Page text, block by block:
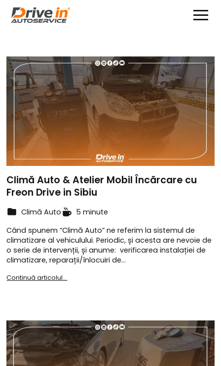
Climă Auto & Atelier Mobil Încărcare cu
Freon Drive in Sibiu
Climă Auto
5 minute
Când spunem “Climă Auto” ne referim la sistemul de
climatizare al vehiculului. Periodic, și acesta are nevoie de
o serie de intervenții, și anume: verificarea instalației de
climatizare, reparații/înlocuiri de…
Continuă articolul...